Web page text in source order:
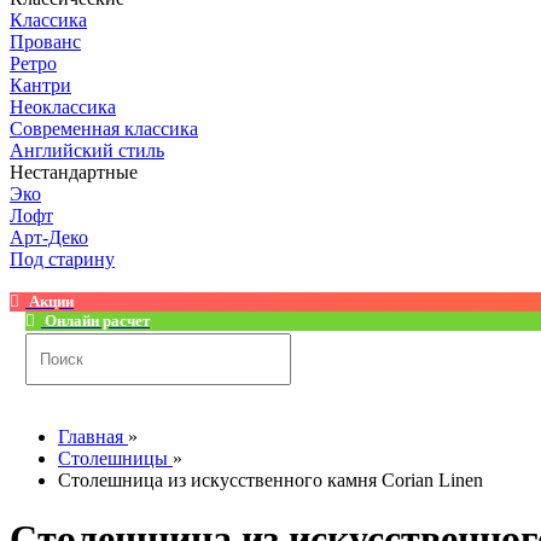
Классика
Прованс
Ретро
Кантри
Неоклассика
Современная классика
Английский стиль
Нестандартные
Эко
Лофт
Арт-Деко
Под старину
Акции
Онлайн расчет
Главная »
Столешницы »
Столешница из искусственного камня Corian Linen